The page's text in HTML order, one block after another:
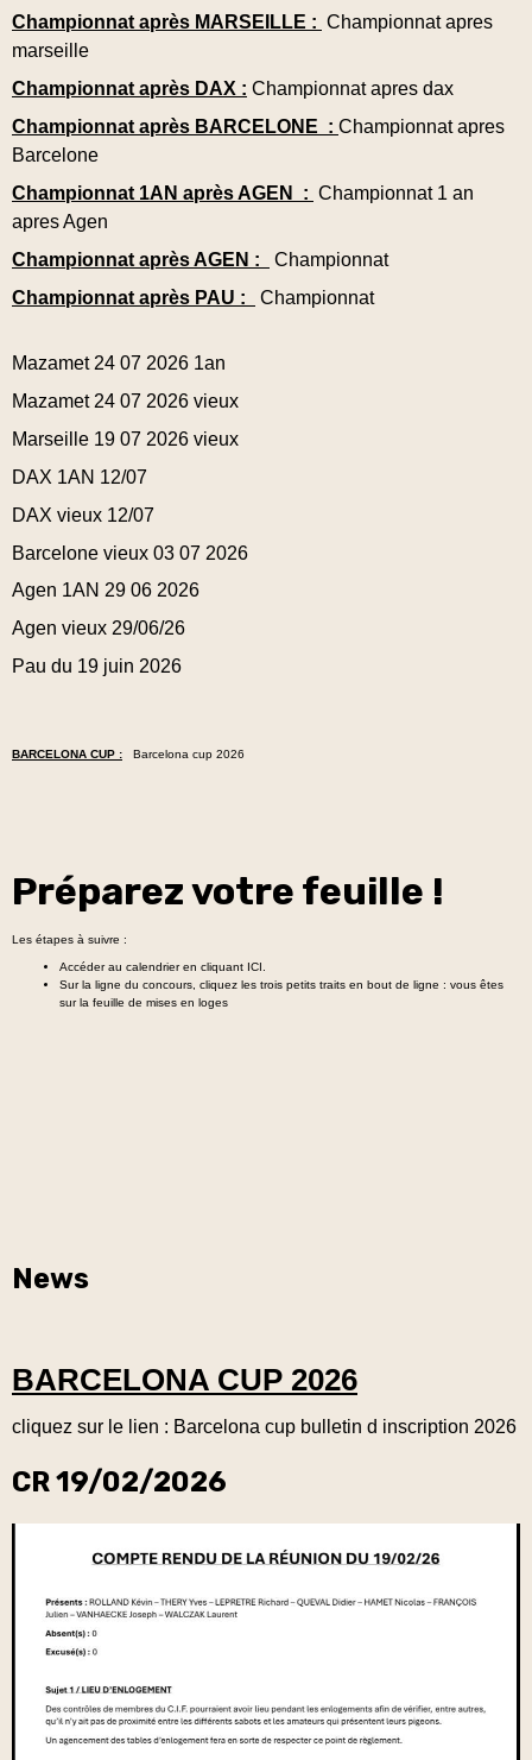
Championnat après MARSEILLE : Championnat apres
marseille
Championnat après DAX : Championnat apres dax
Championnat après BARCELONE : Championnat apres
Barcelone
Championnat 1AN après AGEN : Championnat 1 an
apres Agen
Championnat après AGEN :
Championnat
Championnat après PAU :
Championnat
Mazamet 24 07 2026 1an
Mazamet 24 07 2026 vieux
Marseille 19 07 2026 vieux
DAX 1AN 12/07
DAX vieux 12/07
Barcelone vieux 03 07 2026
Agen 1AN 29 06 2026
Agen vieux 29/06/26
Pau du 19 juin 2026
BARCELONA CUP : Barcelona cup 2026
Préparez votre feuille !
Les étapes à suivre :
Accéder au calendrier en cliquant ICI
Sur la ligne du concours, cliquez les trois petits traits en bout de ligne : vous êtes
sur la feuille de mises en loges
News
BARCELONA CUP 2026
cliquez sur le lien : Barcelona cup bulletin d inscription 2026
CR 19/02/2026